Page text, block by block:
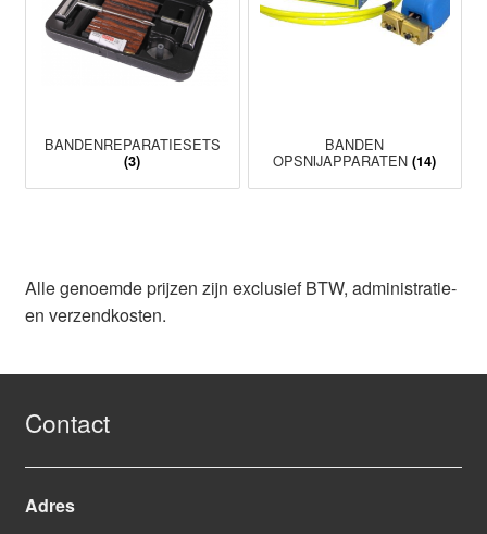
BANDENREPARATIESETS
(3)
BANDEN
OPSNIJAPPARATEN(14)
Alle genoemde prijzen zijn exclusief BTW, administratie-
en verzendkosten.
Contact
Adres